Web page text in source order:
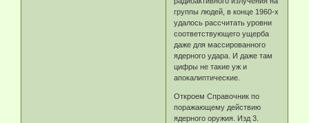
группы людей, в конце 1960-х
удалось рассчитать уровни
соответствующего ущерба
даже для массированного
ядерного удара. И даже там
цифры не такие уж и
апокалиптические.
Откроем Справочник по
поражающему действию
ядерного оружия. Изд 3.